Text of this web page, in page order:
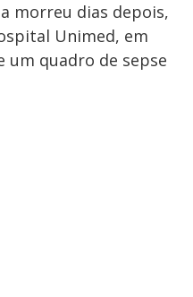
morreu dias depois,
Unimed, em
um quadro de sepse